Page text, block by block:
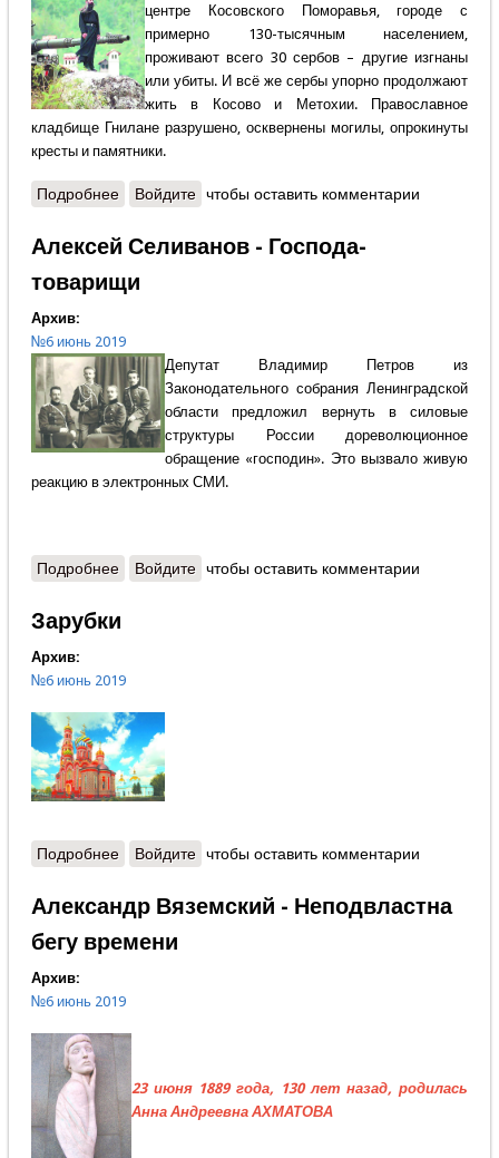
центре Косовского Поморавья, городе с
примерно 130-тысячным населением,
проживают всего 30 сербов – другие изгнаны
или убиты. И всё же сербы упорно продолжают
жить в Косово и Метохии. Православное
кладбище Гнилане разрушено, осквернены могилы, опрокинуты
кресты и памятники.
Подробнеео Пётр Давыдов - Правота Патриарха Павла
Войдите чтобы оставить комментарии
Алексей Селиванов - Господа-
товарищи
Архив:
№6 июнь 2019
Депутат Владимир Петров из
Законодательного собрания Ленинградской
области предложил вернуть в силовые
структуры России дореволюционное
обращение «господин». Это вызвало живую
реакцию в электронных СМИ.
Подробнеео Алексей Селиванов - Господа-товарищи
Войдите чтобы оставить комментарии
Зарубки
Архив:
№6 июнь 2019
Подробнеео Зарубки
Войдите чтобы оставить комментарии
Александр Вяземский - Неподвластна
бегу времени
Архив:
№6 июнь 2019
23 июня 1889 года, 130 лет назад, родилась
Анна Андреевна АХМАТОВА